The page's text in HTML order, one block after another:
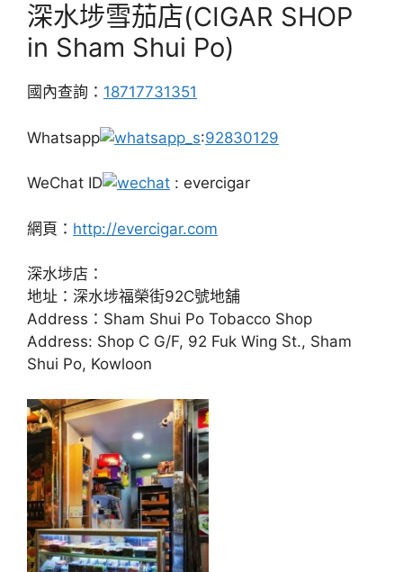
深水埗雪茄店(CIGAR SHOP
in Sham Shui Po)
國內查詢： 18717731351
Whatsapp :92830129
WeChat ID : evercigar
網頁： http://evercigar.com
深水埗店：
地址：深水埗福榮街92C號地舖
Address：Sham Shui Po Tobacco Shop
Address: Shop C G/F, 92 Fuk Wing St., Sham
Shui Po, Kowloon